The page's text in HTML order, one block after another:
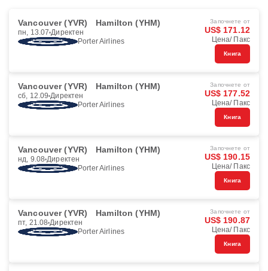
Vancouver (YVR) Hamilton (YHM)
пн, 13.07 Директен
Porter Airlines
Започнете от
US$ 171.12
Цена/ Пакс
Книга
Vancouver (YVR) Hamilton (YHM)
сб, 12.09 Директен
Porter Airlines
Започнете от
US$ 177.52
Цена/ Пакс
Книга
Vancouver (YVR) Hamilton (YHM)
нд, 9.08 Директен
Porter Airlines
Започнете от
US$ 190.15
Цена/ Пакс
Книга
Vancouver (YVR) Hamilton (YHM)
пт, 21.08 Директен
Porter Airlines
Започнете от
US$ 190.87
Цена/ Пакс
Книга